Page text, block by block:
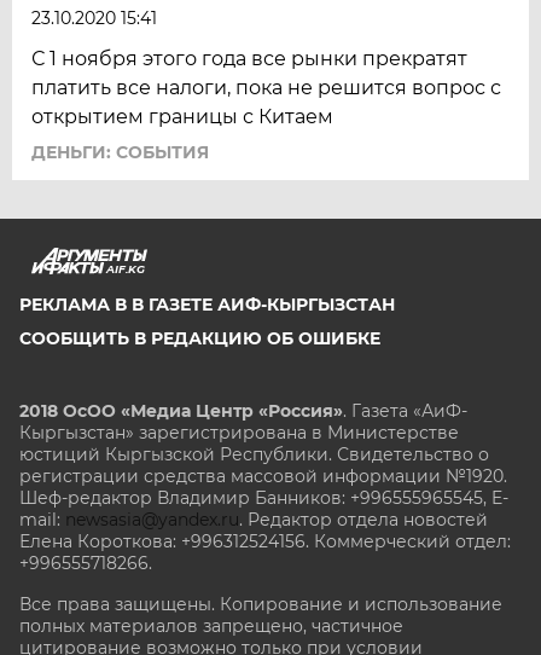
23.10.2020 15:41
С 1 ноября этого года все рынки прекратят
платить все налоги, пока не решится вопрос с
открытием границы с Китаем
ДЕНЬГИ: СОБЫТИЯ
AIF.KG
РЕКЛАМА В В ГАЗЕТЕ АИФ-КЫРГЫЗСТАН
СООБЩИТЬ В РЕДАКЦИЮ ОБ ОШИБКЕ
2018 ОсОО «Медиа Центр «Россия». Газета «АиФ-
Кыргызстан» зарегистрирована в Министерстве
юстиций Кыргызской Республики. Свидетельство о
регистрации средства массовой информации №1920.
Шеф-редактор Владимир Банников: +996555965545, E-
mail: newsasia@yandex.ru. Редактор отдела новостей
Елена Короткова: +996312524156. Коммерческий отдел:
+996555718266.
Все права защищены. Копирование и использование
полных материалов запрещено, частичное
цитирование возможно только при условии